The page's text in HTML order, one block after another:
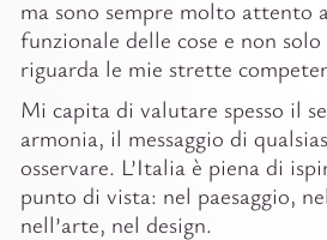
ma sono sempre molto attento
funzionale delle cose e non
riguarda le mie strette
Mi capita di valutare spesso il
armonia, il messaggio di
osservare. L’Italia è piena di
punto di vista: nel paesaggio,
nell’arte, nel design.